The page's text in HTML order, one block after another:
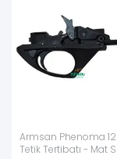
Armsan Phenoma 12
Tetik Tertibatı - Mat